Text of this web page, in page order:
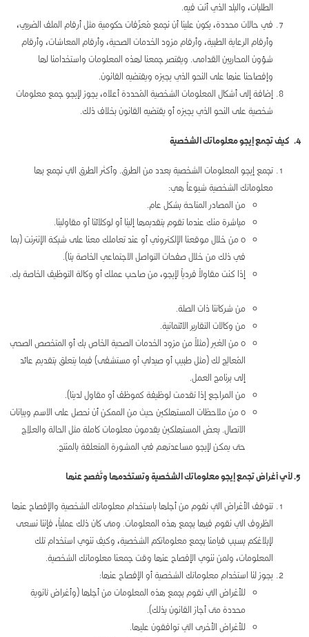
الطلبات، والبلد الذي أنت فيه.
في حالات محددة، يكون علينا أن نجمع مُعرِّفات حكومية مثل أرقام الملف الضريبي،
وأرقام الرعاية الطبية، وأرقام مزود الخدمات الصحية، وأرقام المعاشات، وأرقام
شؤون المحاربين القدامى. ويقتصر جمعنا لهذه المعلومات واستخدامنا لها
وإفصاحنا عنها على النحو الذي يجيزه ويقتضيه القانون.
إضافة إلى أشكال المعلومات الشخصية المُحددة أعلاه، يجوز لإيجو جمع معلومات
شخصية على النحو الذي يجيزه أو يقتضيه القانون بخلاف ذلك.
4. كيف تجمع إيجو معلوماتك الشخصية
تجمع إيجو المعلومات الشخصية بعدد من الطرق. وأكثر الطرق التي نجمع بها
معلوماتك الشخصية شيوعاً هي:
من المصادر المتاحة بشكل عام.
مباشرة منك عندما تقوم بتقديمها إلينا أو لوكلائنا أو مقاولينا.
o من خلال موقعنا الإلكتروني أو عند تعاملك معنا على شبكة الإنترنت (بما
في ذلك من خلال صفحات التواصل الاجتماعي الخاصة بنا).
إذا كنت مقاولاً فردياً لإيجو، من صاحب عملك أو وكالة التوظيف الخاصة بك.
من شركاتنا ذات الصلة.
من وكالات التقارير الائتمانية.
o من الغير (مثلاً من مزود الخدمات الصحية الخاص بك أو المتخصص الصحي
المُعالِج لك (مثل طبيب أو صيدلي أو مستشفى) فيما يتعلق بتقديم عائد
إلى برنامج العمل.
من المراجع إذا تقدمت لوظيفة كموظف أو مقاول لدينا).
o من ملاحظات المستهلكين حيث من الممكن أن نحصل على الاسم وبيانات
الاتصال. بعض المستهلكين يقدمون معلومات كاملة مثل الحالة والعلاج
حتى يمكن لإيجو مساعدتهم في المشورة المتعلقة بالمنتج.
5. لأي أغراض تجمع إيجو معلوماتك الشخصية وتستخدمها وتُفصح عنها
تتوقف الأغراض التي نقوم من أجلها باستخدام معلوماتك الشخصية والإفصاح عنها
الظروف التي نقوم فيها بجمع هذه المعلومات. ومتى كان ذلك عملياً، فإننا نسعى
لإبلاغكم بسبب قيامنا بجمع معلوماتكم الشخصية، وكيف ننوي استخدام تلك
المعلومات، ولمن ننوي الإفصاح عنها وقت جمعنا معلوماتك الشخصية.
يجوز لنا استخدام معلوماتك الشخصية أو الإفصاح عنها:
للأغراض التي نقوم بجمع هذه المعلومات من أجلها (وأغراض ثانوية
محددة متى أجاز القانون بذلك).
للأغراض الأخرى التي توافقون عليها.